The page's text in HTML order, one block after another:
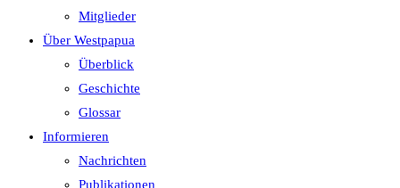
Mitglieder
Über Westpapua
Überblick
Geschichte
Glossar
Informieren
Nachrichten
Publikationen